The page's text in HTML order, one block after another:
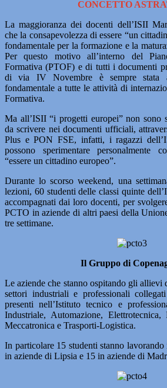
CONCETTO
La maggioranza dei docenti dell’ISII
che la consapevolezza di essere “un
fondamentale per la formazione e la
Per questo motivo all’interno del
Formativa (PTOF) e di tutti i documenti
di via IV Novembre è sempre stata
fondamentale a tutte le attività di
Formativa.
Ma all’ISII “i progetti europei” non sono
da scrivere nei documenti ufficiali,
Plus e PON FSE, infatti, i ragazzi
possono sperimentare personalmente
“essere un cittadino europeo”.
Durante lo scorso weekend, una
lezioni, 60 studenti delle classi quinte
accompagnati dai loro docenti, per
PCTO in aziende di altri paesi della
tre settimane.
Il Gruppo di
Le aziende che stanno ospitando gli allievi
settori industriali e professionali
presenti nell’Istituto tecnico e
Industriale, Automazione, Elettrotecnica,
Meccatronica e Trasporti-Logistica.
In particolare 15 studenti stanno
in aziende di Lipsia e 15 in aziende di